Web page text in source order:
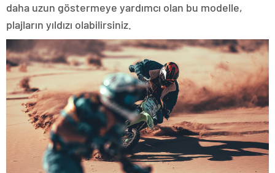
daha uzun göstermeye yardımcı olan bu modelle,
plajların yıldızı olabilirsiniz.